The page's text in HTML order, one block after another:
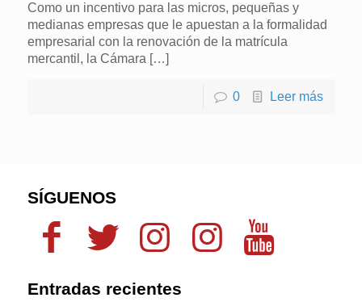
Como un incentivo para las micros, pequeñas y
medianas empresas que le apuestan a la formalidad
empresarial con la renovación de la matrícula
mercantil, la Cámara […]
0 Leer más
SÍGUENOS
Entradas recientes